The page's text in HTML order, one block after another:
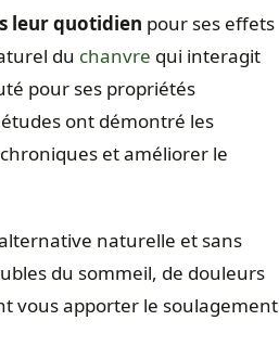
leur quotidien pour ses effets
du chanvre qui interagit
pour ses propriétés
ont démontré les
et améliorer le
naturelle et sans
du sommeil, de douleurs
vous apporter le soulagement